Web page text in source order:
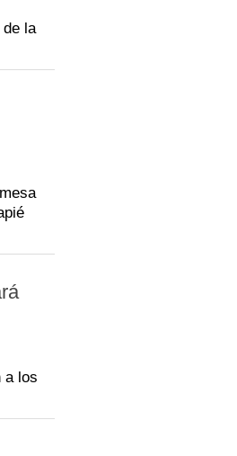
la
a los